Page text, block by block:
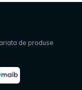
de produse